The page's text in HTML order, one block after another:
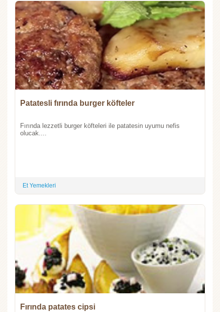
Patatesli fırında burger köfteler
Fırında lezzetli burger köfteleri ile patatesin uyumu nefis
olucak....
Et Yemekleri
Fırında patates cipsi